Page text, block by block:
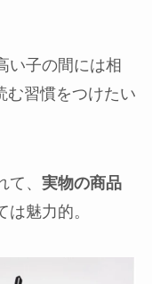
い子の間には相
む習慣をつけたい
、 実物の商品
魅力的。